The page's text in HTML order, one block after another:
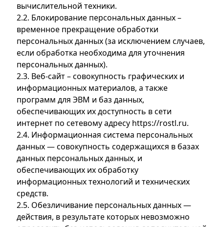
вычислительной техники.
2.2. Блокирование персональных данных –
временное прекращение обработки
персональных данных (за исключением случаев,
если обработка необходима для уточнения
персональных данных).
2.3. Веб-сайт – совокупность графических и
информационных материалов, а также
программ для ЭВМ и баз данных,
обеспечивающих их доступность в сети
интернет по сетевому адресу https://rostl.ru.
2.4. Информационная система персональных
данных — совокупность содержащихся в базах
данных персональных данных, и
обеспечивающих их обработку
информационных технологий и технических
средств.
2.5. Обезличивание персональных данных —
действия, в результате которых невозможно